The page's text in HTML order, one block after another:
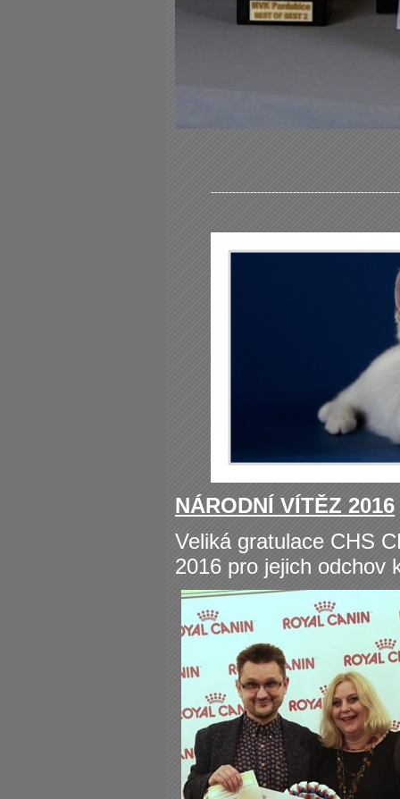
NÁRODNÍ VÍTĚZ 2016
Veliká gratulace CHS
2016 pro jejich odchov